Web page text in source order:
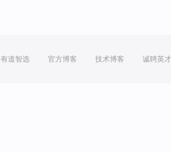
有道智选 官方博客 技术博客 诚聘英才